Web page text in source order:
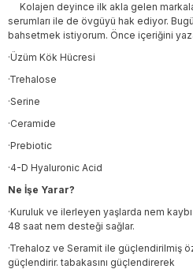
Kolajen deyince ilk akla gelen
serumları ile de övgüyü hak ediyor.
bahsetmek istiyorum. Önce içeriğini
·Üzüm Kök Hücresi
·Trehalose
·Serine
·Ceramide
·Prebiotic
·4-D Hyaluronic Acid
Ne İşe Yarar?
·Kuruluk ve ilerleyen yaşlarda nem
48 saat nem desteği sağlar.
·Trehaloz ve Seramit ile güçlendirilmiş
güçlendirir. tabakasını güçlendirerek